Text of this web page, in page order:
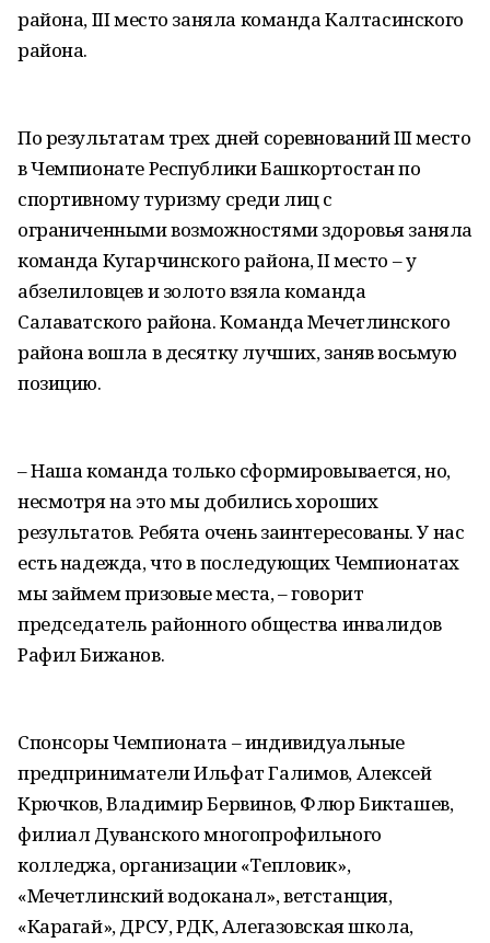
района, III место заняла команда Калтасинского
района.
По результатам трех дней соревнований III место
в Чемпионате Республики Башкортостан по
спортивному туризму среди лиц с
ограниченными возможностями здоровья заняла
команда Кугарчинского района, II место – у
абзелиловцев и золото взяла команда
Салаватского района. Команда Мечетлинского
района вошла в десятку лучших, заняв восьмую
позицию.
– Наша команда только сформировывается, но,
несмотря на это мы добились хороших
результатов. Ребята очень заинтересованы. У нас
есть надежда, что в последующих Чемпионатах
мы займем призовые места, – говорит
председатель районного общества инвалидов
Рафил Бижанов.
Спонсоры Чемпионата – индивидуальные
предприниматели Ильфат Галимов, Алексей
Крючков, Владимир Бервинов, Флюр Бикташев,
филиал Дуванского многопрофильного
колледжа, организации «Тепловик»,
«Мечетлинский водоканал», ветстанция,
«Карагай», ДРСУ, РДК, Алегазовская школа,